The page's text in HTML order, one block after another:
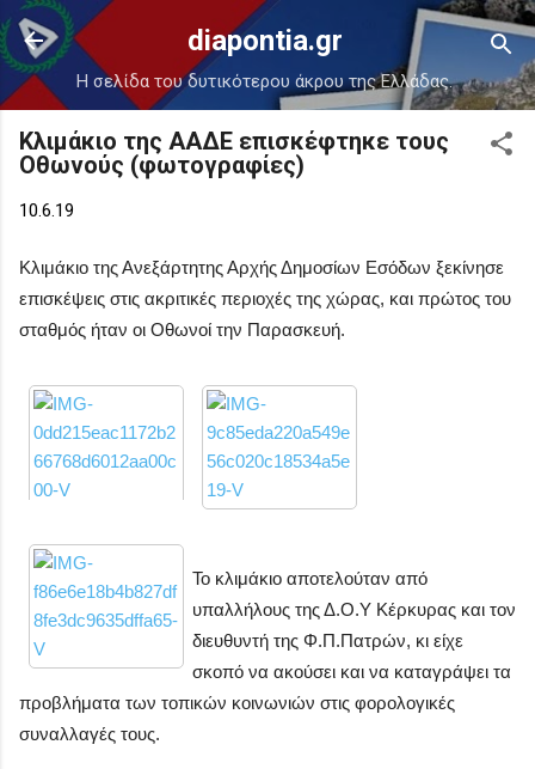
Μετάβαση στο κύριο περιεχόμενο
diapontia.gr
Η σελίδα του δυτικότερου άκρου της Ελλάδας.
Κλιμάκιο της ΑΑΔΕ επισκέφτηκε τους
Οθωνούς (φωτογραφίες)
10.6.19
Κλιμάκιο της Ανεξάρτητης Αρχής Δημοσίων Εσόδων ξεκίνησε
επισκέψεις στις ακριτικές περιοχές της χώρας, και πρώτος του
σταθμός ήταν οι Οθωνοί την Παρασκευή.
Το κλιμάκιο αποτελούταν από
υπαλλήλους της Δ.Ο.Υ Κέρκυρας και τον
διευθυντή της Φ.Π.Πατρών, κι είχε
σκοπό να ακούσει και να καταγράψει τα
προβλήματα των τοπικών κοινωνιών στις φορολογικές
συναλλαγές τους.